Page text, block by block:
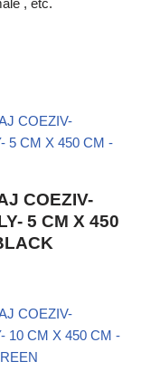
, etc.
COEZIV-
5 CM X 450